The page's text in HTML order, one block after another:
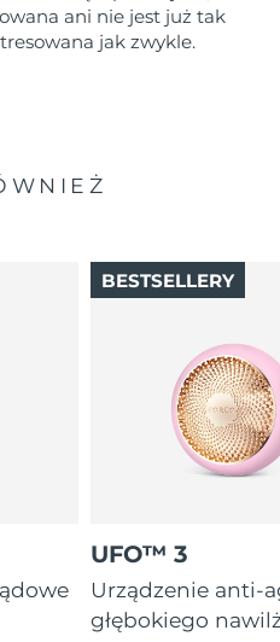
ani nie jest już tak
jak zwykle.
UFO™ 3
Urządzenie anti-
głębokiego
BESTSELLERY